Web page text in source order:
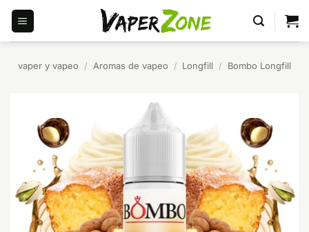
Saltar
contenido
vaper y vapeo / Aromas de vapeo / Longfill / Bombo Longfill